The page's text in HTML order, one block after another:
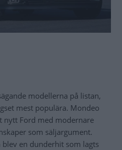
modellerna på listan,
mest populära. Mondeo
nytt Ford med modernare
som säljargument.
en dunderhit som lagts